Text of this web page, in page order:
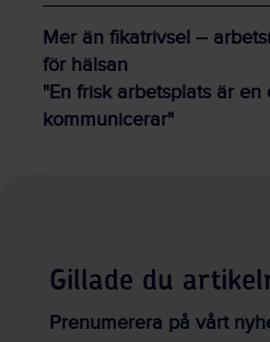
Mer än fikatrivsel –
för hälsan
"En frisk arbetsplats är en
kommunicerar"
Gillade du
Prenumerera på vårt